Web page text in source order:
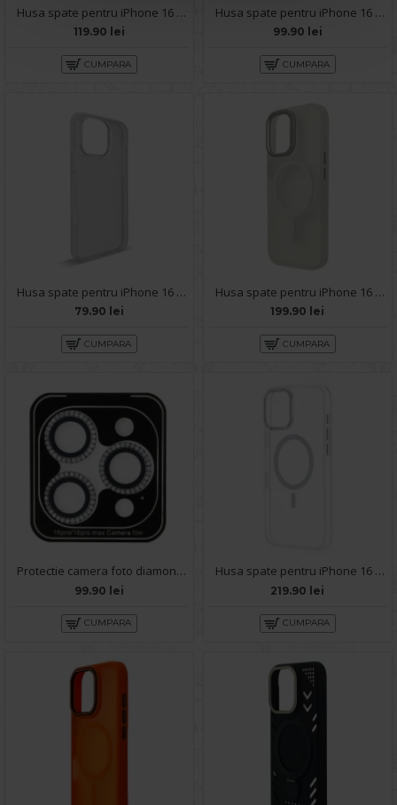
Husa spate pentru iPhone 16 Pro Space Magsafe
119.90 lei
CUMPARA
Husa spate pentru iPhone 16 Pro Silicon Line - Turcoaz
99.90 lei
CUMPARA
Husa spate pentru iPhone 16 pro- 360 case
79.90 lei
CUMPARA
Husa spate pentru iPhone 16 Pro Berlia Cloudy - Clear
199.90 lei
CUMPARA
Protectie camera foto diamond pentru iPhone 16 Pro
99.90 lei
CUMPARA
Husa spate pentru iPhone 16 Pro Berlia Starburst Magsafe - Transparent
219.90 lei
CUMPARA